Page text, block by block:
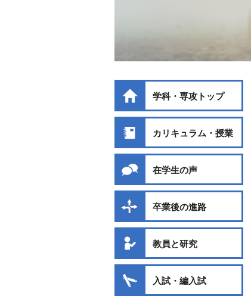
学科・専攻トップ
カリキュラム・授業
在学生の声
卒業後の進路
教員と研究
入試・編入試